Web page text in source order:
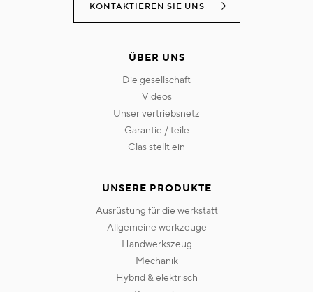
KONTAKTIEREN SIE UNS
ÜBER UNS
die gesellschaft
videos
unser vertriebsnetz
garantie / teile
clas stellt ein
UNSERE PRODUKTE
ausrüstung für die werkstatt
allgemeine werkzeuge
handwerkszeug
mechanik
hybrid & elektrisch